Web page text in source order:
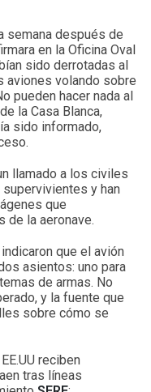
semana después de
en la Oficina Oval
sido derrotadas al
aviones volando sobre
pueden hacer nada al
la Casa Blanca,
sido informado,
llamado a los civiles
y han
que
de la aeronave.
que el avión
asientos: uno para
de armas. No
y la fuente que
sobre cómo se
reciben
tras líneas